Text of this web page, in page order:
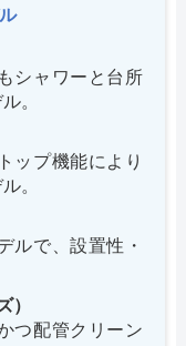
シャワーと台所
。
ップ機能により
。
ルで、設置性・
）
つ配管クリーン